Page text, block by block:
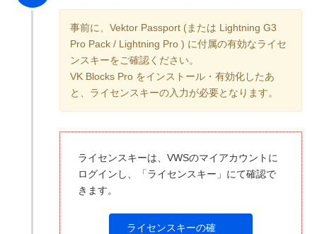
事前に、Vektor Passport (または Lightning G3
Pro Pack / Lightning Pro ) に付属の有効なライセ
ンスキーをご確認ください。
VK Blocks Pro をインストール・有効化したあ
と、ライセンスキーの入力が必要となります。
ライセンスキーは、VWSのマイアカウントに
ログインし、「ライセンスキー」にて確認で
きます。
ライセンスキーの確